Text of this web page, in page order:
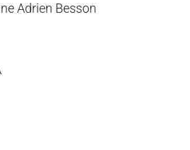
Adrien Besson